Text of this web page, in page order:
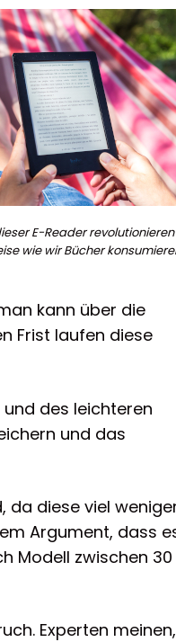
E-Reader
wie wir Bücher
kann über die
Frist laufen diese
des leichteren
und das
da diese viel
Argument, dass
Modell zwischen 30
Experten meinen,